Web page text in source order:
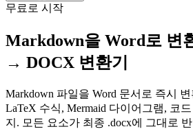
무료로 시작
Markdown을 Word로 변
→ DOCX 변환기
Markdown 파일을 Word 문서로 즉시
LaTeX 수식, Mermaid 다이어그램, 코
지. 모든 요소가 최종 .docx에 그대로